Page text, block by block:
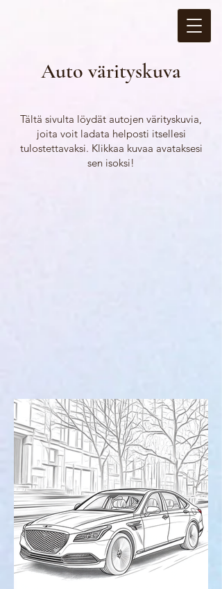
Auto värityskuva
Tältä sivulta löydät autojen värityskuvia,
joita voit ladata helposti itsellesi
tulostettavaksi. Klikkaa kuvaa avataksesi
sen isoksi!